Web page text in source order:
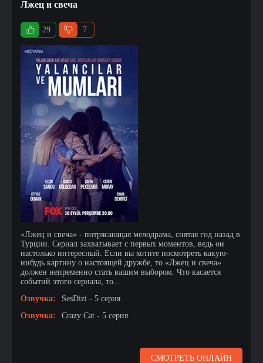
Лжец и свеча
29 7
«Лжец и свеча» - потрясающая мелодрама, снятая год назад в
Турции. Сериал захватывает с первых моментов, ведь он
настолько интересный. Если вы хотите посмотреть какую-
нибудь картину о настоящей дружбе, то «Лжец и свеча»
должен непременно стать вашим выбором. Что касается
событий этого сериала, то...
Озвучка:
SesDizi - 5 серия
Озвучка:
Crazy Cat - 5 серия
СМОТРЕТЬ ОНЛАЙН